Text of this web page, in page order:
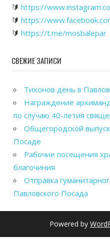
🔰 https://
🔰 https://
🔰 https://t.me/mosbalepar
СВЕЖИЕ ЗАПИСИ
Тихонов день в
Награждение
по случаю 40-летия
Общегородской
Посаде
Рабочие посещения
благочиния
Отправка
Павловского Посада
Powered by